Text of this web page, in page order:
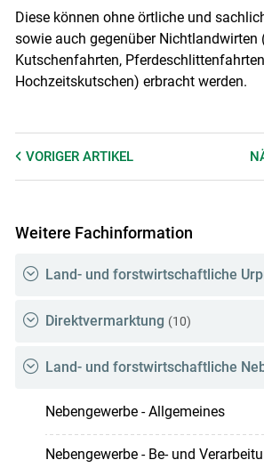
Diese können ohne örtliche und
sowie auch gegenüber Nichtlandwirten
Kutschenfahrten,
Hochzeitskutschen) erbracht werden.
VORIGER ARTIKEL
Weitere Fachinformation
Land- und forstwirtschaftliche
Direktvermarktung (10)
Land- und forstwirtschaftliche
Nebengewerbe - Allgemeines
Nebengewerbe - Be- und